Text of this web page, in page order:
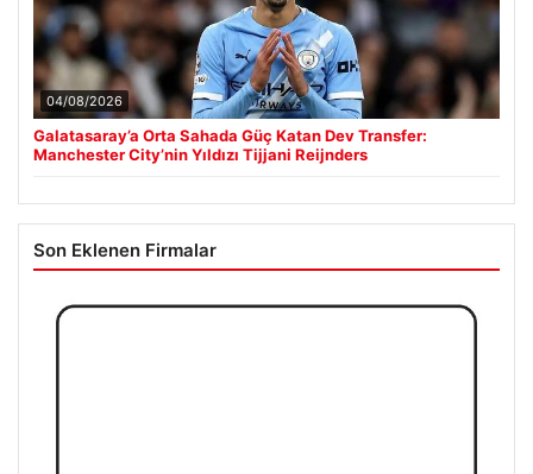
04/08/2026
Galatasaray’a Orta Sahada Güç Katan Dev Transfer:
Manchester City’nin Yıldızı Tijjani Reijnders
Son Eklenen Firmalar